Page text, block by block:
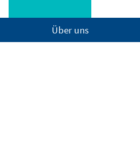
Über uns